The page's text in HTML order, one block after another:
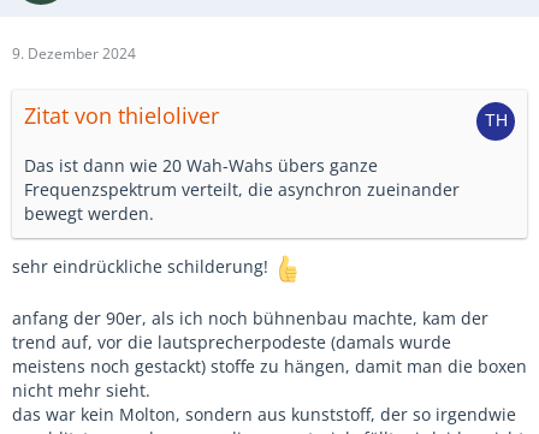
9. Dezember 2024
Zitat von thieloliver
Das ist dann wie 20 Wah-Wahs übers ganze
Frequenzspektrum verteilt, die asynchron zueinander
bewegt werden.
sehr eindrückliche schilderung!
anfang der 90er, als ich noch bühnenbau machte, kam der
trend auf, vor die lautsprecherpodeste (damals wurde
meistens noch gestackt) stoffe zu hängen, damit man die boxen
nicht mehr sieht.
das war kein Molton, sondern aus kunststoff, der so irgendwie